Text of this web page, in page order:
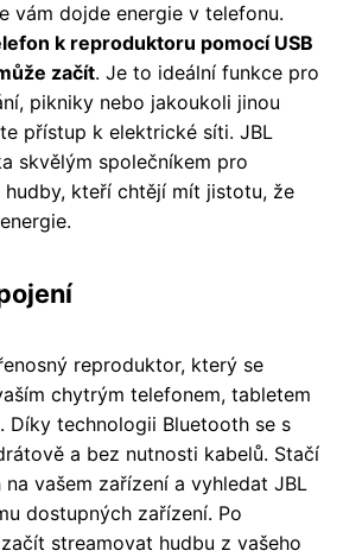
vám dojde energie v telefonu.
k reproduktoru pomocí USB
začít. Je to ideální funkce pro
pikniky nebo jakoukoli jinou
přístup k elektrické síti. JBL
skvělým společníkem pro
kteří chtějí mít jistotu, že
reproduktor, který se
chytrým telefonem, tabletem
Díky technologii Bluetooth se s
a bez nutnosti kabelů. Stačí
vašem zařízení a vyhledat JBL
dostupných zařízení. Po
streamovat hudbu z vašeho